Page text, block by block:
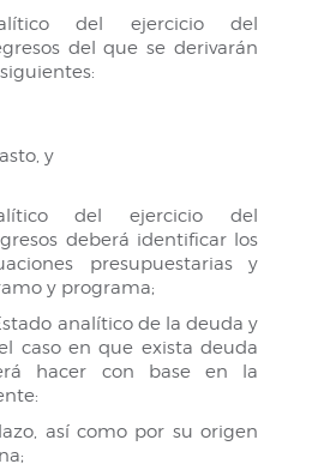
del ejercicio del
del que se derivarán
y
del ejercicio del
deberá identificar los
presupuestarias y
y programa;
analítico de la deuda y
caso en que exista deuda
hacer con base en la
así como por su origen